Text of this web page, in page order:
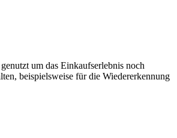
um das Einkaufserlebnis noch
beispielsweise für die Wiedererkennung